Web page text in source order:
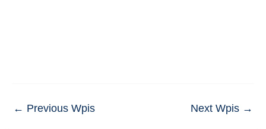
← Previous Wpis Next Wpis →